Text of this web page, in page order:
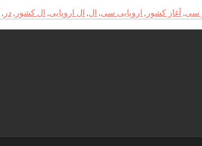
سی,آغاز کشور , اروپایی سی, ال‌, ال‌ اروپایی, ال‌ کشور ,در ,